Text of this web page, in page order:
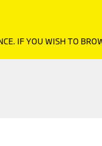
IF YOU WISH TO